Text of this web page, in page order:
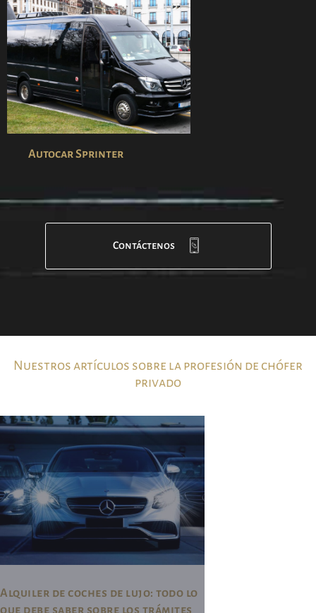
Autocar Sprinter
Contáctenos
Nuestros artículos sobre la profesión de chófer
privado
Alquiler de coches de lujo: todo lo
que debe saber sobre los trámites